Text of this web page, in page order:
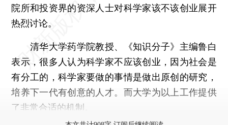
院所和投资界的资深人士对科学家该不该创业展开
热烈讨论。
清华大学药学院教授、《知识分子》主编鲁白
表示，很多人认为科学家不应该创业，因为社会是
有分工的，科学家要做的事情是做出原创的研究，
培养下一代有创意的人才。而大学为以上工作提供
了非常合适的机制。